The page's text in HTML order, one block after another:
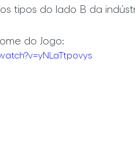
tipos do lado B da
do Jogo: